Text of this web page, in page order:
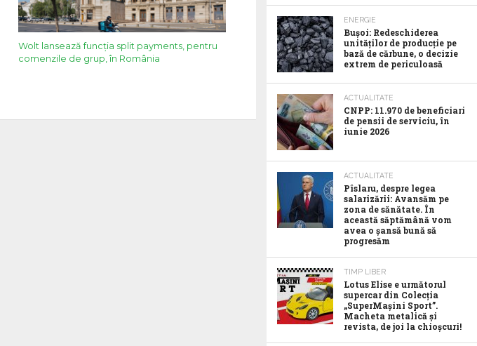
Wolt lansează funcția split payments, pentru
comenzile de grup, în România
ENERGIE
Bușoi: Redeschiderea
unităților de producție pe
bază de cărbune, o decizie
extrem de periculoasă
ACTUALITATE
CNPP: 11.970 de beneficiari
de pensii de serviciu, în
iunie 2026
ACTUALITATE
Pîslaru, despre legea
salarizării: Avansăm pe
zona de sănătate. În
această săptămână vom
avea o șansă bună să
progresăm
TIMP LIBER
Lotus Elise e următorul
supercar din Colecția
„SuperMașini Sport”.
Macheta metalică și
revista, de joi la chioșcuri!